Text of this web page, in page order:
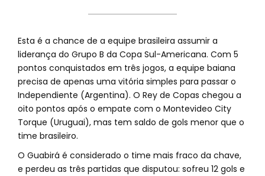
Esta é a chance de a equipe brasileira assumir a
liderança do Grupo B da Copa Sul-Americana. Com 5
pontos conquistados em três jogos, a equipe baiana
precisa de apenas uma vitória simples para passar o
Independiente (Argentina). O Rey de Copas chegou a
oito pontos após o empate com o Montevideo City
Torque (Uruguai), mas tem saldo de gols menor que o
time brasileiro.
O Guabirá é considerado o time mais fraco da chave,
e perdeu as três partidas que disputou: sofreu 12 gols e